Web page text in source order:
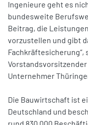
Ingenieure geht es
bundesweite
Beitrag, die
vorzustellen und gibt
Fachkräftesicherung“,
Unternehmer
Die Bauwirtschaft ist
Deutschland und